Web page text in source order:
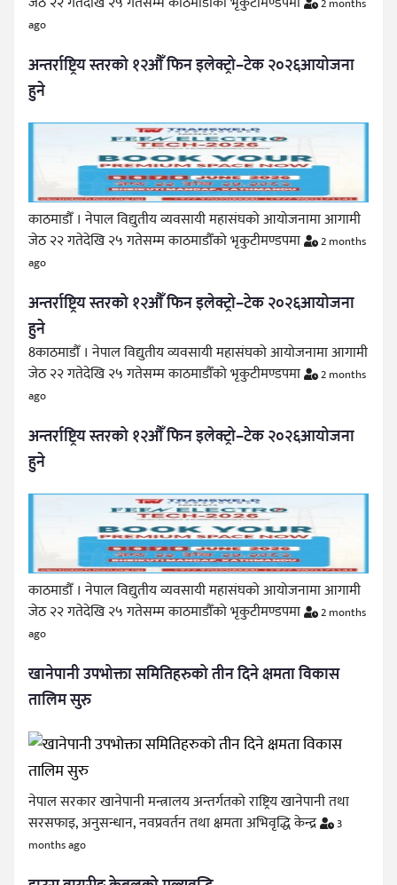
ago
अन्तर्राष्ट्रिय स्तरको १२औँ फिन इलेक्ट्रो–टेक २०२६आयोजना
हुने
काठमाडौँ । नेपाल विद्युतीय व्यवसायी महासंघको आयोजनामा आगामी
जेठ २२ गतेदेखि २५ गतेसम्म काठमाडौँको भृकुटीमण्डपमा
2 months
ago
अन्तर्राष्ट्रिय स्तरको १२औँ फिन इलेक्ट्रो–टेक २०२६आयोजना
हुने
8काठमाडौँ । नेपाल विद्युतीय व्यवसायी महासंघको आयोजनामा आगामी
जेठ २२ गतेदेखि २५ गतेसम्म काठमाडौँको भृकुटीमण्डपमा
2 months
ago
अन्तर्राष्ट्रिय स्तरको १२औँ फिन इलेक्ट्रो–टेक २०२६आयोजना
हुने
काठमाडौँ । नेपाल विद्युतीय व्यवसायी महासंघको आयोजनामा आगामी
जेठ २२ गतेदेखि २५ गतेसम्म काठमाडौँको भृकुटीमण्डपमा
2 months
ago
खानेपानी उपभोक्ता समितिहरुको तीन दिने क्षमता विकास
तालिम सुरु
नेपाल सरकार खानेपानी मन्त्रालय अन्तर्गतको राष्ट्रिय खानेपानी तथा
सरसफाइ, अनुसन्धान, नवप्रवर्तन तथा क्षमता अभिवृद्धि केन्द्र
3
months ago